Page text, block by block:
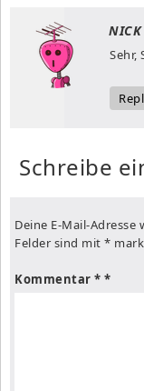
NICK
Sehr,
Schreibe
Deine E-Mail-
Felder sind mit *
Kommentar *